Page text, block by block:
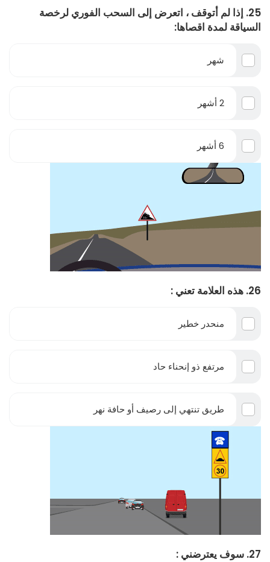
25. إذا لم أتوقف ، اتعرض إلى السحب الفوري لرخصة
السياقة لمدة اقصاها:
شهر
2 أشهر
6 أشهر
26. هذه العلامة تعني :
منحدر خطير
مرتفع ذو إنحناء حاد
طريق تنتهي إلى رصيف أو حافة نهر
27. سوف يعترضني :